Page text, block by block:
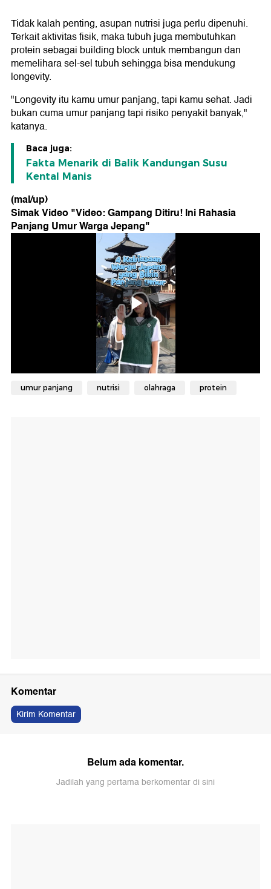
Tidak kalah penting, asupan nutrisi juga perlu dipenuhi.
Terkait aktivitas fisik, maka tubuh juga membutuhkan
protein sebagai building block untuk membangun dan
memelihara sel-sel tubuh sehingga bisa mendukung
longevity.
"Longevity itu kamu umur panjang, tapi kamu sehat. Jadi
bukan cuma umur panjang tapi risiko penyakit banyak,"
katanya.
Baca juga:
Fakta Menarik di Balik Kandungan Susu
Kental Manis
(mal/up)
Simak Video "Video: Gampang Ditiru! Ini Rahasia
Panjang Umur Warga Jepang"
umur panjang nutrisi olahraga protein
Komentar
Kirim Komentar
Belum ada komentar.
Jadilah yang pertama berkomentar di sini